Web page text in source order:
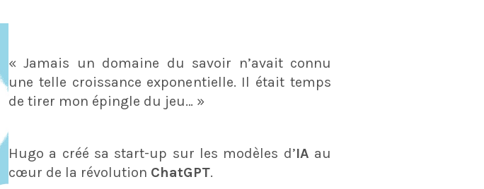
« Jamais un domaine du savoir n’avait connu
une telle croissance exponentielle. Il était temps
de tirer mon épingle du jeu… »
Hugo a créé sa start-up sur les modèles d’IA au
cœur de la révolution ChatGPT.